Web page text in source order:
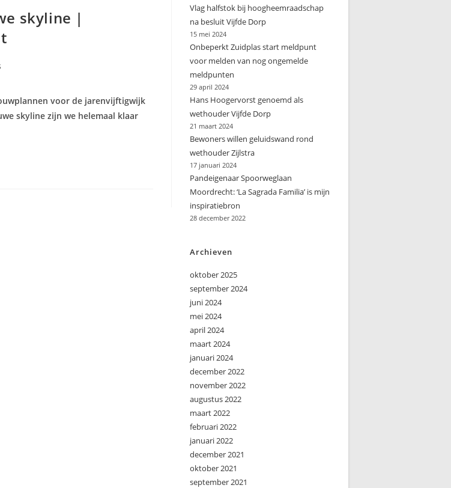
skyline |
voor de jarenvijftigwijk
skyline zijn we helemaal klaar
Vlag halfstok bij hoogheemraadschap
na besluit Vijfde Dorp
15 mei 2024
Onbeperkt Zuidplas start meldpunt
voor melden van nog ongemelde
meldpunten
29 april 2024
Hans Hoogervorst genoemd als
wethouder Vijfde Dorp
21 maart 2024
Bewoners willen geluidswand rond
wethouder Zijlstra
17 januari 2024
Pandeigenaar Spoorweglaan
Moordrecht: ‘La Sagrada Familia’ is mijn
inspiratiebron
28 december 2022
Archieven
oktober 2025
september 2024
juni 2024
mei 2024
april 2024
maart 2024
januari 2024
december 2022
november 2022
augustus 2022
maart 2022
februari 2022
januari 2022
december 2021
oktober 2021
september 2021